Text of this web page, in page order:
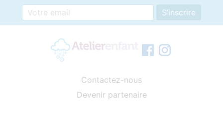
Contactez-nous
Devenir partenaire